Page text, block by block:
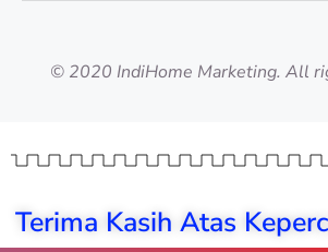
© 2020 IndiHome Marketing. All
Terima Kasih Atas